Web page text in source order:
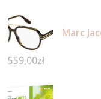
Marc
559,00zł